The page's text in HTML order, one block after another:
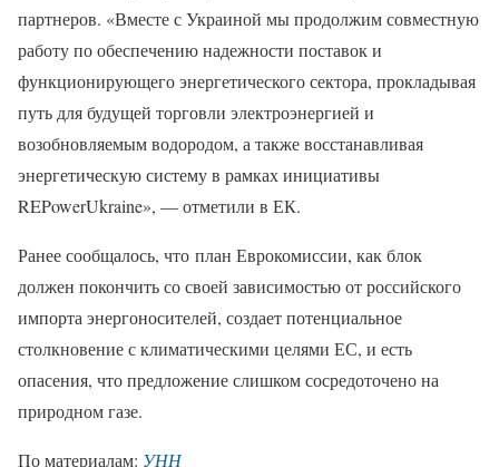
партнеров. «Вместе с Украиной мы продолжим совместную
работу по обеспечению надежности поставок и
функционирующего энергетического сектора, прокладывая
путь для будущей торговли электроэнергией и
возобновляемым водородом, а также восстанавливая
энергетическую систему в рамках инициативы
REPowerUkraine», — отметили в ЕК.
Ранее сообщалось, что план Еврокомиссии, как блок
должен покончить со своей зависимостью от российского
импорта энергоносителей, создает потенциальное
столкновение с климатическими целями ЕС, и есть
опасения, что предложение слишком сосредоточено на
природном газе.
По материалам: УНН